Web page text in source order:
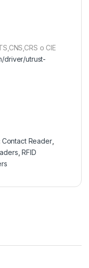
o CIE
driver/utrust-
Contact Reader,
,RFID